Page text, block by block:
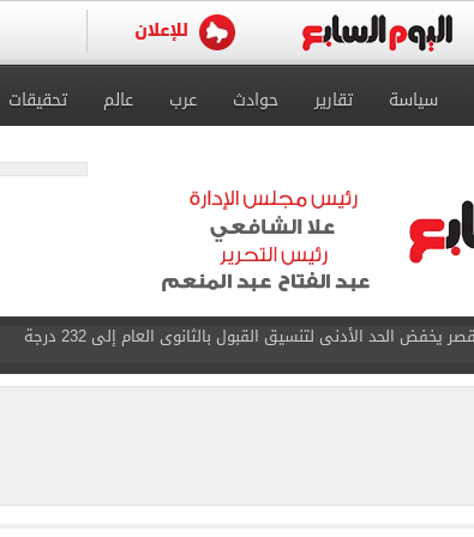
سياسة تقارير حوادث عرب عالم تحقيقات
يهنئ منتخب ناشئات مصر لكرة اليد ببلوغ نصف نهائي كأس العالم
صفة ضابط واستوقف السيارات بالشارع لفحصها
مصر أسوان الزراعى بالاتجاه القادم من المنيب للعياط 4 أيام